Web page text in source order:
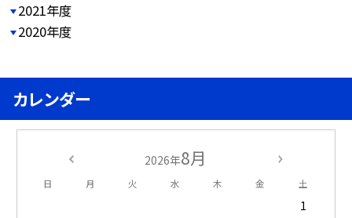
2021年度
2020年度
カレンダー
2026年8月
日 月 火 水 木 金 土
1